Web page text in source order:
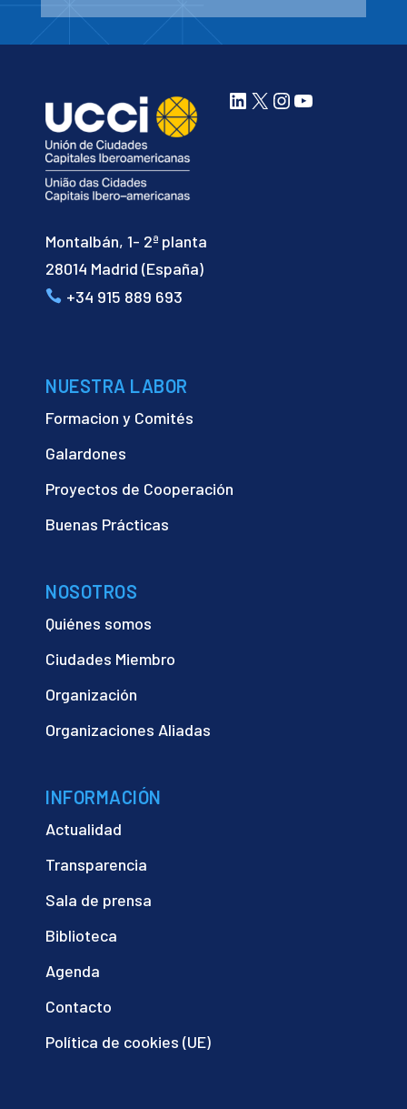
Montalbán, 1- 2ª planta
28014 Madrid (España)
+34 915 889 693
LinkedIn
X Instagram
YouTube
NUESTRA LABOR
Formacion y Comités
Galardones
Proyectos de Cooperación
Buenas Prácticas
NOSOTROS
Quiénes somos
Ciudades Miembro
Organización
Organizaciones Aliadas
INFORMACIÓN
Actualidad
Transparencia
Sala de prensa
Biblioteca
Agenda
Contacto
Política de cookies (UE)